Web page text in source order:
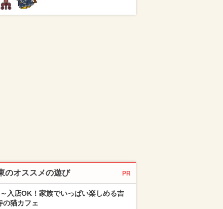
のオススメの遊び PR
入店OK！家族でいっぱい楽しめる吉
の猫カフェ